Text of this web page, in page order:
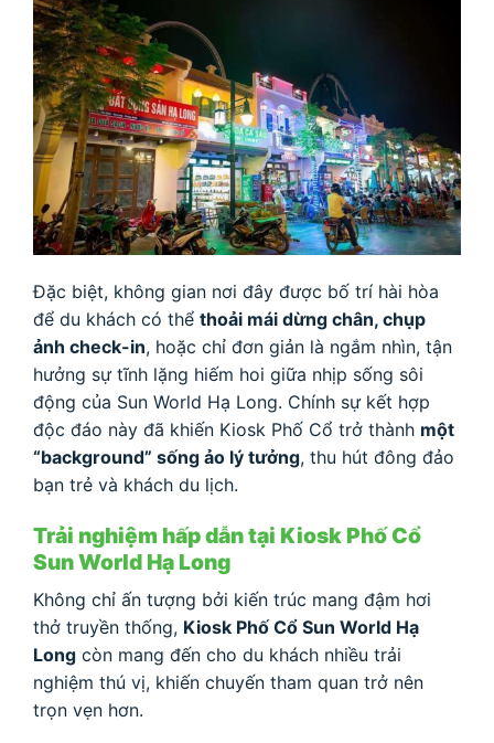
Đặc biệt, không gian nơi đây được bố trí hài hòa
để du khách có thể thoải mái dừng chân, chụp
ảnh check-in, hoặc chỉ đơn giản là ngắm nhìn, tận
hưởng sự tĩnh lặng hiếm hoi giữa nhịp sống sôi
động của Sun World Hạ Long. Chính sự kết hợp
độc đáo này đã khiến Kiosk Phố Cổ trở thành một
“background” sống ảo lý tưởng, thu hút đông đảo
bạn trẻ và khách du lịch.
Trải nghiệm hấp dẫn tại Kiosk Phố Cổ
Sun World Hạ Long
Không chỉ ấn tượng bởi kiến trúc mang đậm hơi
thở truyền thống, Kiosk Phố Cổ Sun World Hạ
Long còn mang đến cho du khách nhiều trải
nghiệm thú vị, khiến chuyến tham quan trở nên
trọn vẹn hơn.